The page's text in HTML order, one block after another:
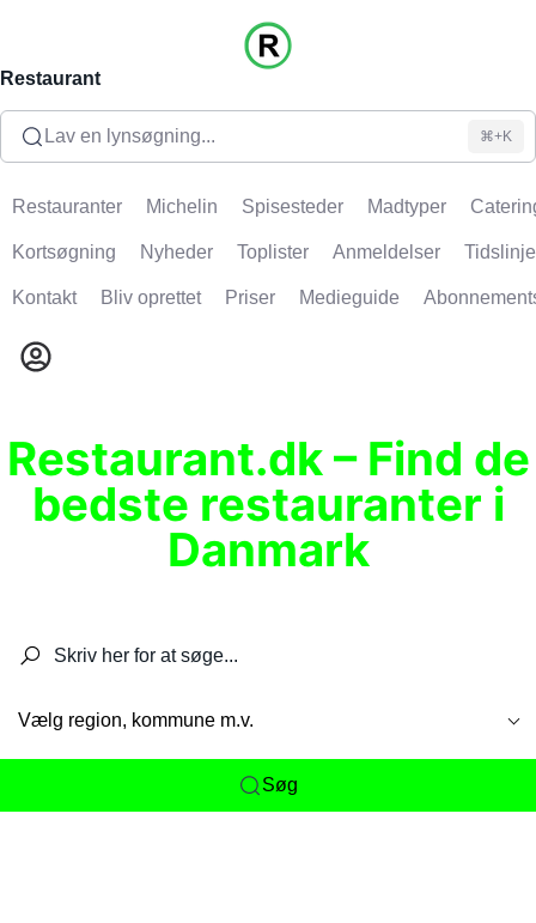
Restaurant
Lav en lynsøgning... ⌘+K
Restauranter Michelin Spisesteder Madtyper
Kortsøgning Nyheder Toplister Anmeldelser Tidslinje
Kontakt Bliv oprettet Priser Medieguide
Restaurant.dk – Find de
bedste restauranter i
Danmark
Vælg region, kommune m.v.
Søg